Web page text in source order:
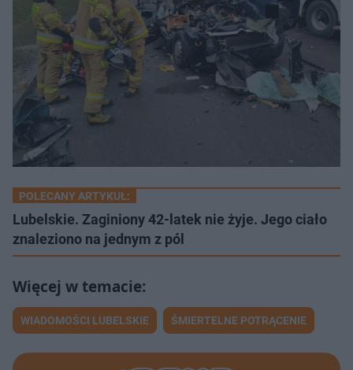
POLECANY ARTYKUŁ:
Lubelskie. Zaginiony 42-latek nie żyje. Jego ciało
znaleziono na jednym z pól
WIADOMOŚCI LUBELSKIE ŚMIERTELNE POTRĄCENIE